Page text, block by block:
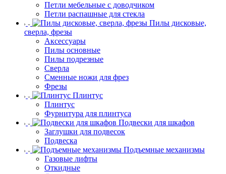
Петли мебельные с доводчиком
Петли распашные для стекла
Пилы дисковые,
сверла, фрезы
Аксессуары
Пилы основные
Пилы подрезные
Сверла
Сменные ножи для фрез
Фрезы
Плинтус
Плинтус
Фурнитура для плинтуса
Подвески для шкафов
Заглушки для подвесок
Подвеска
Подъемные механизмы
Газовые лифты
Откидные